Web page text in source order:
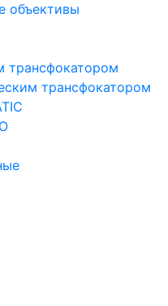
объективы
трансфокатором
трансфокатором